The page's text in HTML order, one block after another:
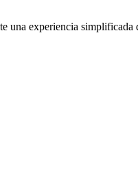
una experiencia simplificada